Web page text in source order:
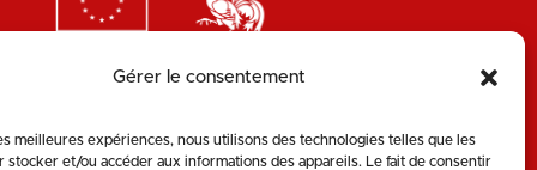
Gérer le consentement
meilleures expériences, nous utilisons des technologies telles que les
stocker et/ou accéder aux informations des appareils. Le fait de consentir